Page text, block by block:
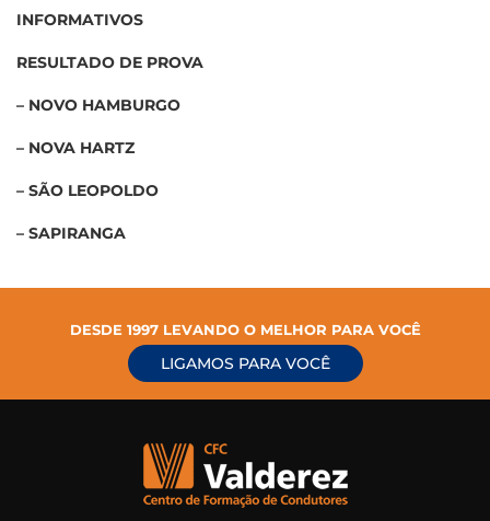
INFORMATIVOS
RESULTADO DE PROVA
– NOVO HAMBURGO
– NOVA HARTZ
– SÃO LEOPOLDO
– SAPIRANGA
DESDE 1997 LEVANDO O MELHOR PARA VOCÊ
LIGAMOS PARA VOCÊ